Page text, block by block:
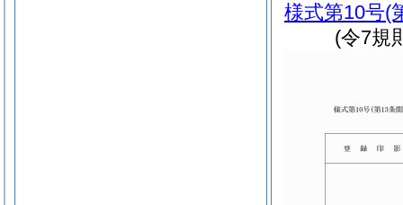
様式第10号(
(令7規